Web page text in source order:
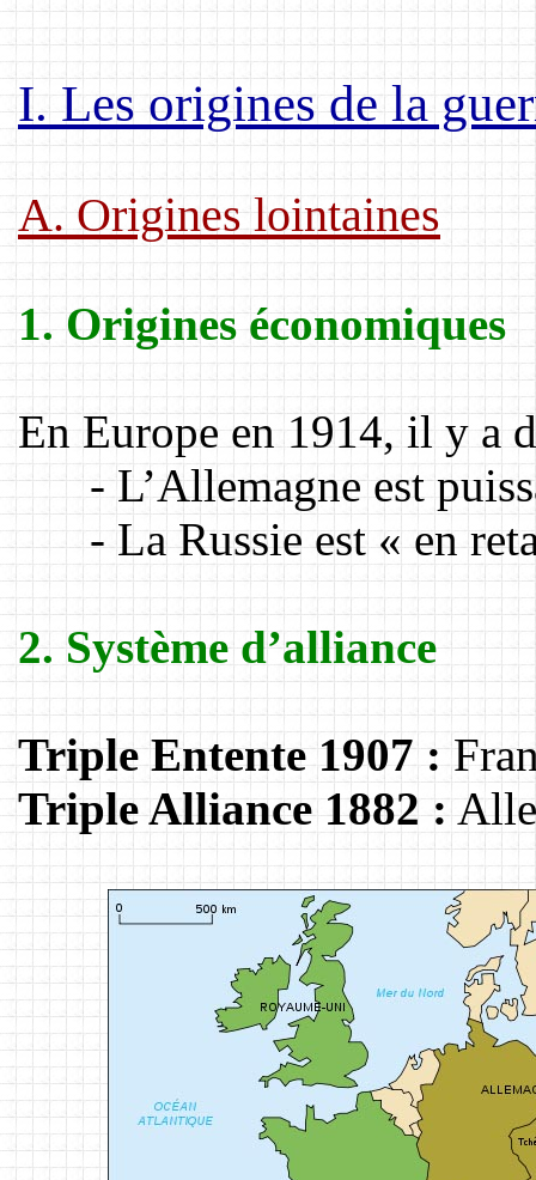
I. Les origines de la
A. Origines lointaines
1. Origines économiques
En Europe en 1914, il y a
- L’Allemagne est
- La Russie est « en
2. Système d’alliance
Triple Entente 1907 :
Triple Alliance 1882 :